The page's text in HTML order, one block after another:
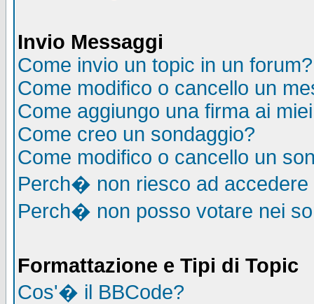
Invio Messaggi
Come invio un topic in un forum?
Come modifico o cancello un
Come aggiungo una firma ai
Come creo un sondaggio?
Come modifico o cancello un
Perch� non riesco ad accedere
Perch� non posso votare nei
Formattazione e Tipi di Topic
Cos'� il BBCode?